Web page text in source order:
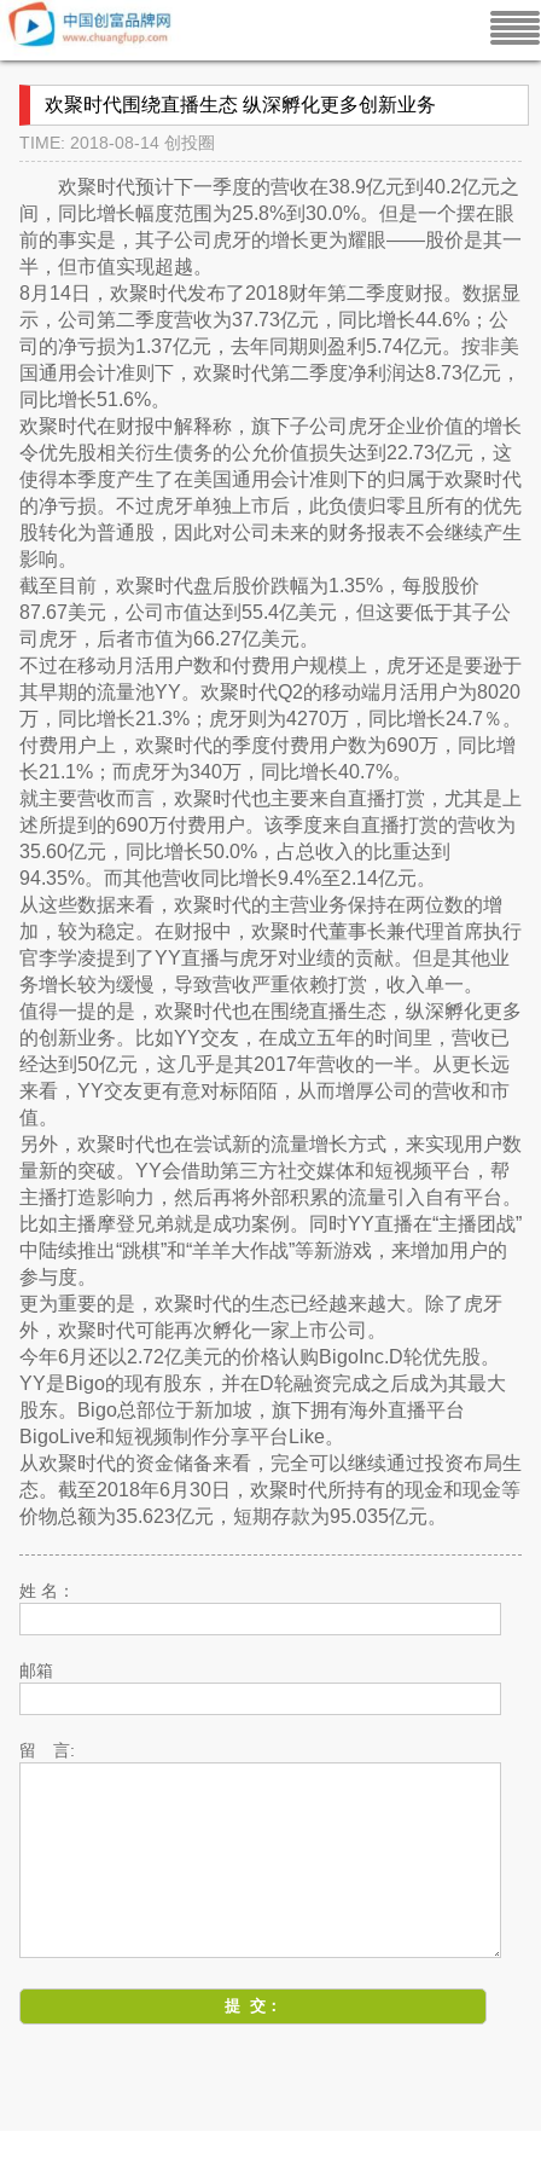
欢聚时代围绕直播生态 纵深孵化更多创新业务
TIME: 2018-08-14 创投圈
欢聚时代预计下一季度的营收在38.9亿元到40.2亿元之
间，同比增长幅度范围为25.8%到30.0%。但是一个摆在眼
前的事实是，其子公司虎牙的增长更为耀眼——股价是其一
半，但市值实现超越。
8月14日，欢聚时代发布了2018财年第二季度财报。数据显
示，公司第二季度营收为37.73亿元，同比增长44.6%；公
司的净亏损为1.37亿元，去年同期则盈利5.74亿元。按非美
国通用会计准则下，欢聚时代第二季度净利润达8.73亿元，
同比增长51.6%。
欢聚时代在财报中解释称，旗下子公司虎牙企业价值的增长
令优先股相关衍生债务的公允价值损失达到22.73亿元，这
使得本季度产生了在美国通用会计准则下的归属于欢聚时代
的净亏损。不过虎牙单独上市后，此负债归零且所有的优先
股转化为普通股，因此对公司未来的财务报表不会继续产生
影响。
截至目前，欢聚时代盘后股价跌幅为1.35%，每股股价
87.67美元，公司市值达到55.4亿美元，但这要低于其子公
司虎牙，后者市值为66.27亿美元。
不过在移动月活用户数和付费用户规模上，虎牙还是要逊于
其早期的流量池YY。欢聚时代Q2的移动端月活用户为8020
万，同比增长21.3%；虎牙则为4270万，同比增长24.7％。
付费用户上，欢聚时代的季度付费用户数为690万，同比增
长21.1%；而虎牙为340万，同比增长40.7%。
就主要营收而言，欢聚时代也主要来自直播打赏，尤其是上
述所提到的690万付费用户。该季度来自直播打赏的营收为
35.60亿元，同比增长50.0%，占总收入的比重达到
94.35%。而其他营收同比增长9.4%至2.14亿元。
从这些数据来看，欢聚时代的主营业务保持在两位数的增
加，较为稳定。在财报中，欢聚时代董事长兼代理首席执行
官李学凌提到了YY直播与虎牙对业绩的贡献。但是其他业
务增长较为缓慢，导致营收严重依赖打赏，收入单一。
值得一提的是，欢聚时代也在围绕直播生态，纵深孵化更多
的创新业务。比如YY交友，在成立五年的时间里，营收已
经达到50亿元，这几乎是其2017年营收的一半。从更长远
来看，YY交友更有意对标陌陌，从而增厚公司的营收和市
值。
另外，欢聚时代也在尝试新的流量增长方式，来实现用户数
量新的突破。YY会借助第三方社交媒体和短视频平台，帮
主播打造影响力，然后再将外部积累的流量引入自有平台。
比如主播摩登兄弟就是成功案例。同时YY直播在“主播团战”
中陆续推出“跳棋”和“羊羊大作战”等新游戏，来增加用户的
参与度。
更为重要的是，欢聚时代的生态已经越来越大。除了虎牙
外，欢聚时代可能再次孵化一家上市公司。
今年6月还以2.72亿美元的价格认购BigoInc.D轮优先股。
YY是Bigo的现有股东，并在D轮融资完成之后成为其最大
股东。Bigo总部位于新加坡，旗下拥有海外直播平台
BigoLive和短视频制作分享平台Like。
从欢聚时代的资金储备来看，完全可以继续通过投资布局生
态。截至2018年6月30日，欢聚时代所持有的现金和现金等
价物总额为35.623亿元，短期存款为95.035亿元。
姓 名：
邮箱
留 言: